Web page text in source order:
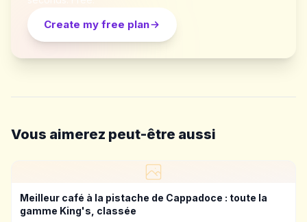
Create my free plan
Vous aimerez peut-être aussi
Meilleur café à la pistache de Cappadoce : toute la
gamme King's, classée